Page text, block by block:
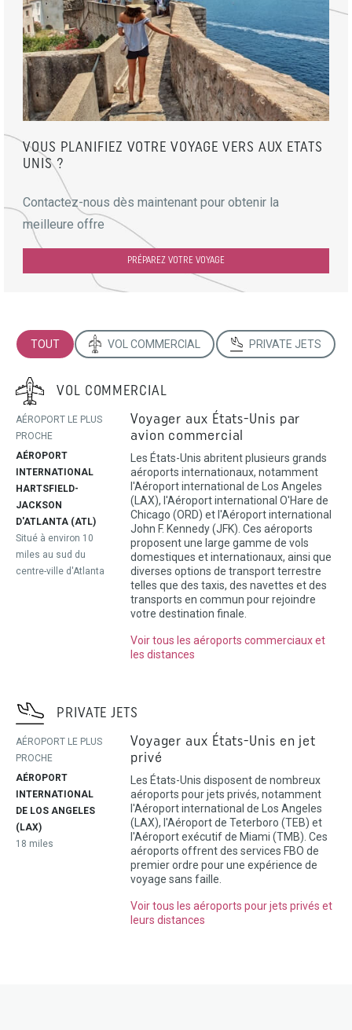
VOUS PLANIFIEZ VOTRE VOYAGE VERS AUX ETATS
UNIS ?
Contactez-nous dès maintenant pour obtenir la
meilleure offre
PRÉPAREZ VOTRE VOYAGE
TOUT VOL COMMERCIAL PRIVATE JETS
VOL COMMERCIAL
AÉROPORT LE PLUS
PROCHE
AÉROPORT
INTERNATIONAL
HARTSFIELD-
JACKSON
D'ATLANTA (ATL)
Situé à environ 10
miles au sud du
centre-ville d'Atlanta
Voyager aux États-Unis par
avion commercial
Les États-Unis abritent plusieurs grands
aéroports internationaux, notamment
l'Aéroport international de Los Angeles
(LAX), l'Aéroport international O'Hare de
Chicago (ORD) et l'Aéroport international
John F. Kennedy (JFK). Ces aéroports
proposent une large gamme de vols
domestiques et internationaux, ainsi que
diverses options de transport terrestre
telles que des taxis, des navettes et des
transports en commun pour rejoindre
votre destination finale.
Voir tous les aéroports commerciaux et
les distances
PRIVATE JETS
AÉROPORT LE PLUS
PROCHE
AÉROPORT
INTERNATIONAL
DE LOS ANGELES
(LAX)
18 miles
Voyager aux États-Unis en jet
privé
Les États-Unis disposent de nombreux
aéroports pour jets privés, notamment
l'Aéroport international de Los Angeles
(LAX), l'Aéroport de Teterboro (TEB) et
l'Aéroport exécutif de Miami (TMB). Ces
aéroports offrent des services FBO de
premier ordre pour une expérience de
voyage sans faille.
Voir tous les aéroports pour jets privés et
leurs distances